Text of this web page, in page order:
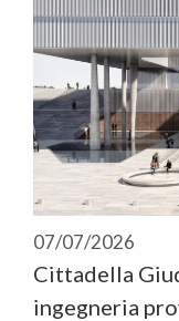
07/07/2026
Cittadella
ingegneria